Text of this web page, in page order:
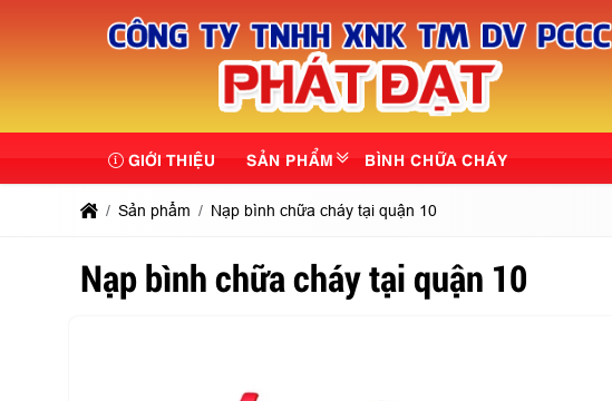
GIỚI THIỆU SẢN PHẨM BÌNH CHỮA CHÁY
Sản phẩm Nạp bình chữa cháy tại quận 10
Nạp bình chữa cháy tại quận 10